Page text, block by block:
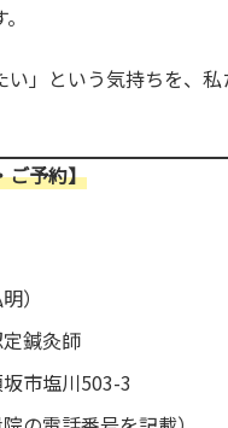
い」という気持ちを、
ご予約】
）
鍼灸師
市塩川503-3